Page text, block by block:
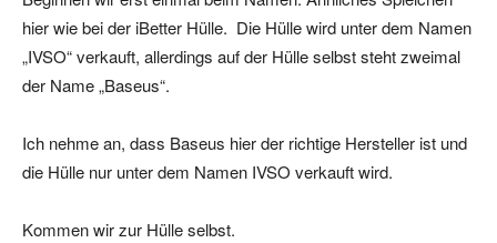
hier wie bei der iBetter Hülle. Die Hülle wird unter dem Namen
„IVSO“ verkauft, allerdings auf der Hülle selbst steht zweimal
der Name „Baseus“.
Ich nehme an, dass Baseus hier der richtige Hersteller ist und
die Hülle nur unter dem Namen IVSO verkauft wird.
Kommen wir zur Hülle selbst.